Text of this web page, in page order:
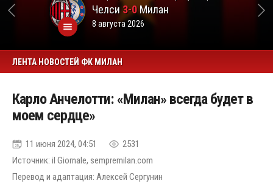
Челси3-0Милан
8 августа 2026
ЛЕНТА НОВОСТЕЙ ФК МИЛАН
Карло Анчелотти: «Милан» всегда будет в
моем сердце»
11 июня 2024, 04:51
2531
Источник: il Giornale, sempremilan.com
Перевод и адаптация: Алексей Сергунин